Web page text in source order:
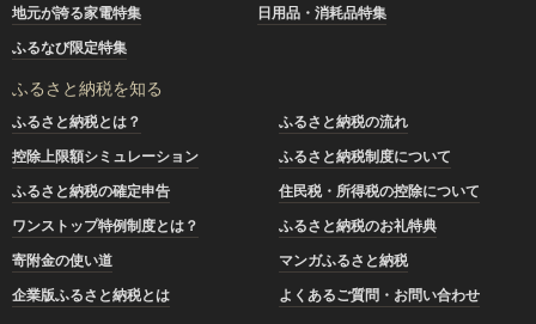
地元が誇る家電特集
日用品・消耗品特集
ふるなび限定特集
ふるさと納税を知る
ふるさと納税とは？
ふるさと納税の流れ
控除上限額シミュレーション
ふるさと納税制度について
ふるさと納税の確定申告
住民税・所得税の控除について
ワンストップ特例制度とは？
ふるさと納税のお礼特典
寄附金の使い道
マンガふるさと納税
企業版ふるさと納税とは
よくあるご質問・お問い合わせ